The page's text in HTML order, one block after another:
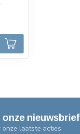
nieuwsbrief
laatste acties